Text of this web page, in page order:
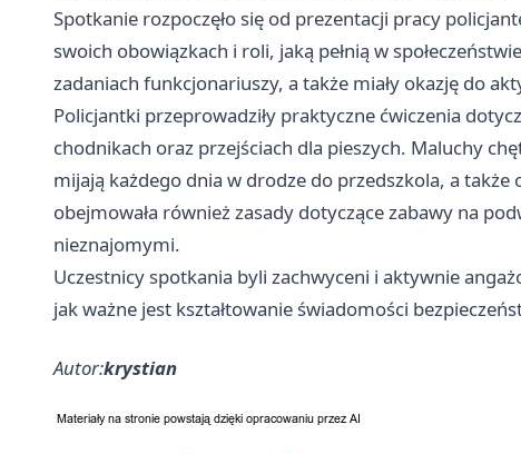
Spotkanie rozpoczęło się od prezentacji pracy
swoich obowiązkach i roli, jaką pełnią w
zadaniach funkcjonariuszy, a także miały okazję do
Policjantki przeprowadziły praktyczne ćwiczenia
chodnikach oraz przejściach dla pieszych. Maluchy
mijają każdego dnia w drodze do przedszkola, a także
obejmowała również zasady dotyczące zabawy na
nieznajomymi.
Uczestnicy spotkania byli zachwyceni i aktywnie
jak ważne jest kształtowanie świadomości
Autor:krystian